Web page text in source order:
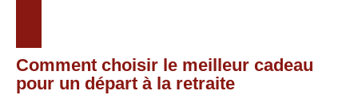
Comment choisir le meilleur cadeau
pour un départ à la retraite